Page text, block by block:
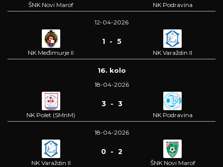
ŠNK Novi Marof NK Podravina
12-04-2026
NK Međimurje II
1 - 5
NK Varaždin II
16. kolo
18-04-2026
NK Polet (SMnM)
3 - 3
NK Podravina
18-04-2026
NK Varaždin II
0 - 2
ŠNK Novi Marof